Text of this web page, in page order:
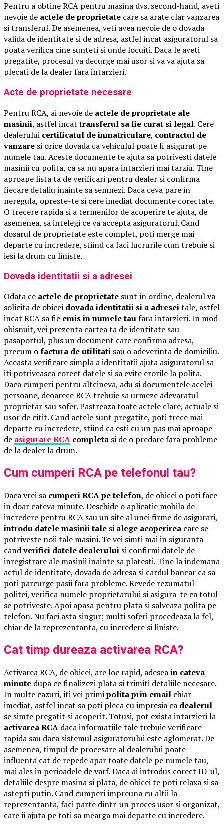
Pentru a obtine RCA pentru masina dvs. second-hand, aveti
nevoie de actele de proprietate care sa arate clar vanzarea
si transferul. De asemenea, veti avea nevoie de o dovada
valida de identitate si de adresa, astfel incat asiguratorul sa
poata verifica cine sunteti si unde locuiti. Daca le aveti
pregatite, procesul va decurge mai usor si va va ajuta sa
plecati de la dealer fara intarzieri.
Acte de proprietate necesare
Pentru RCA, ai nevoie de actele de proprietate ale
masinii, astfel incattransferul sa fie curat si legal. Cere
dealerului certificatul de inmatriculare, contractul de
vanzare si orice dovada ca vehiculul poate fi asigurat pe
numele tau. Aceste documente te ajuta sa potrivesti datele
masinii cu polita, ca sa nu apara intarzieri mai tarziu. Tine
aproape lista ta de verificari pentru dealer si confirma
fiecare detaliu inainte sa semnezi. Daca ceva pare in
neregula, opreste-te si cere imediat documente corectate.
O trecere rapida si a termenilor de acoperire te ajuta, de
asemenea, sa intelegi ce va accepta asiguratorul. Cand
dosarul de proprietate este complet, poti merge mai
departe cu incredere, stiind ca faci lucrurile cum trebuie si
iesi la drum cu liniste.
Dovada identitatii si a adresei
Odata ce actele de proprietate sunt in ordine, dealerul va
solicita de obicei dovada identitatii si a adreseitale, astfel
incat RCA sa fie emis in numele taufara intarzieri. In mod
obisnuit, vei prezenta cartea ta de identitate sau
pasaportul, plus un document care confirma adresa,
precum ofactura de utilitati sau o adeverinta de domiciliu.
Aceasta verificare simpla a identitatii ajuta asiguratorul sa
iti potriveasca corect datele si sa evite erorile la polita.
Daca cumperi pentru altcineva, adu si documentele acelei
persoane, deoarece RCA trebuie sa urmeze adevaratul
proprietar sau sofer. Pastreaza toate actele clare, actuale si
usor de citit. Cand actele sunt pregatite, poti trece mai
departe cu incredere, stiind ca esti cu un pas mai aproape
de asigurare RCA completa si de o predare fara probleme
de la dealer la drum.
Cum cumperi RCA pe telefonul tau?
Daca vrei sa cumperi RCA pe telefon, de obicei o poti face
in doar cateva minute. Deschide o aplicatie mobila de
incredere pentru RCA sau un site al unei firme de asigurari,
introdu datele masinii tale si alege acoperirea care se
potriveste noii tale masini. Te vei simti mai in siguranta
candverifici datele dealerului si confirmi datele de
inregistrare ale masinii inainte sa platesti. Tine la indemana
actul de identitate, dovada de adresa si cardul bancar ca sa
poti parcurge pasii fara probleme. Revede rezumatul
politei, verifica numele proprietarului si asigura-te ca totul
se potriveste. Apoi apasa pentru plata si salveaza polita pe
telefon. Nu faci asta singur; multi soferi procedeaza la fel,
chiar de la reprezentanta, cu incredere si liniste.
Cat timp dureaza activarea RCA?
Activarea RCA, de obicei, are loc rapid, adeseain cateva
minute dupa ce finalizezi plata si trimiti detaliile necesare.
In multe cazuri, iti vei primipolita prin email chiar
imediat, astfel incat sa poti pleca cu impresia ca dealerul
se simte pregatit si acoperit. Totusi, pot exista intarzieri la
activarea RCA daca informatiile tale trebuie verificare
rapida sau daca sistemul asiguratorului este aglomerat. De
asemenea, timpul de procesare al dealerului poate
influenta cat de repede apar toate datele pe numele tau,
mai ales in perioadele de varf. Daca ai introdus corect ID-ul,
detaliile despre masina si plata, de obicei te poti relaxa si sa
astepti putin. Cand cumperi impreuna cu altii la
reprezentanta, faci parte dintr-un proces usor si organizat,
care ii ajuta pe toti sa mearga mai departe cu incredere.